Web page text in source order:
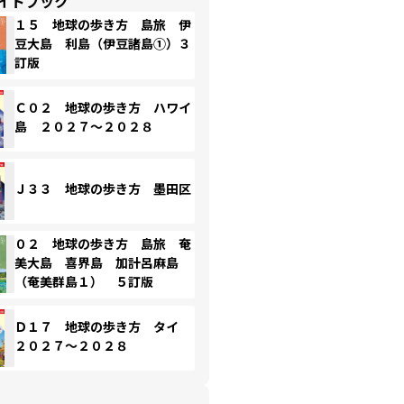
１５ 地球の歩き方 島旅 伊
豆大島 利島（伊豆諸島①）３
訂版
Ｃ０２ 地球の歩き方 ハワイ
島 ２０２７～２０２８
Ｊ３３ 地球の歩き方 墨田区
０２ 地球の歩き方 島旅 奄
美大島 喜界島 加計呂麻島
（奄美群島１） ５訂版
Ｄ１７ 地球の歩き方 タイ
２０２７～２０２８